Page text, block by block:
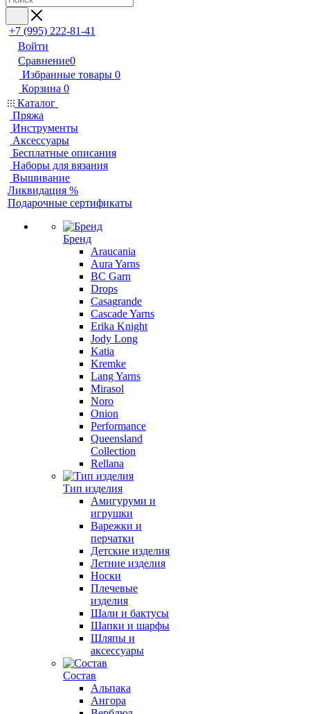
+7 (995) 222-81-41
Войти
Сравнение0
Избранные товары 0
Корзина 0
Каталог
Пряжа
Инструменты
Аксессуары
Бесплатные описания
Наборы для вязания
Вышивание
Ликвидация %
Подарочные сертификаты
Бренд
Araucania
Aura Yarns
BC Garn
Drops
Casagrande
Cascade Yarns
Erika Knight
Jody Long
Katia
Kremke
Lang Yarns
Mirasol
Noro
Onion
Performance
Queensland
Collection
Rellana
Тип изделия
Амигуруми и
игрушки
Варежки и
перчатки
Детские изделия
Летние изделия
Носки
Плечевые
изделия
Шали и бактусы
Шапки и шарфы
Шляпы и
аксессуары
Состав
Альпака
Ангора